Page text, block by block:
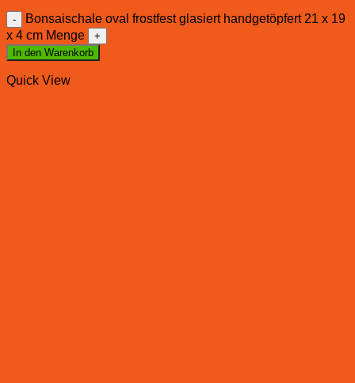
Bonsaischale oval frostfest glasiert handgetöpfert 21 x 19
x 4 cm Menge
In den Warenkorb
Quick View